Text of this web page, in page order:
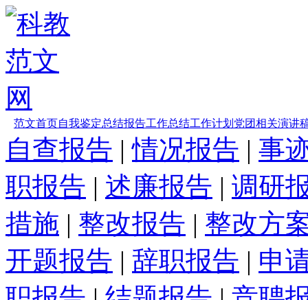
范文首页自我鉴定总结报告工作总结工作计划 党团相关演讲
自查报告 |情况报告 | 事
职报告 | 述廉报告 | 调研
措施 | 整改报告 | 整改方
开题报告 | 辞职报告 | 申